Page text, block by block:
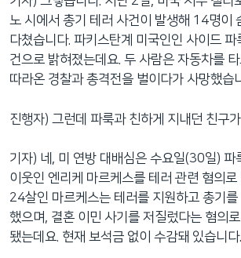
노 시에서 총기 테러 사건이 발생해 14명이
다쳤습니다. 파키스탄계 미국인인 사이드
건으로 밝혀졌는데요. 두 사람은 자동차를
따라온 경찰과 총격전을 벌이다가 사망했습
진행자) 그런데 파룩과 친하게 지내던 친구
기자) 네, 미 연방 대배심은 수요일(30일) 파
이웃인 엔리케 마르케스를 테러 관련 혐의로
24살인 마르케스는 테러를 지원하고 총기
했으며, 결혼 이민 사기를 저질렀다는 혐의
됐는데요. 현재 보석금 없이 수감돼 있습니다.